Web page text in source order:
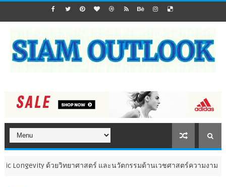
ด้วยวิทยาศาสตร์ และนวัตกรรมด้านเวชศาสตร์ความงาม ระหว่างบ